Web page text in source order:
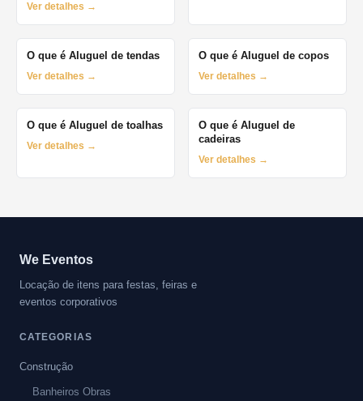
Ver detalhes →
O que é Aluguel de tendas
Ver detalhes →
O que é Aluguel de copos
Ver detalhes →
O que é Aluguel de toalhas
Ver detalhes →
O que é Aluguel de
cadeiras
Ver detalhes →
We Eventos
Locação de itens para festas, feiras e
eventos corporativos
CATEGORIAS
Construção
Banheiros Obras